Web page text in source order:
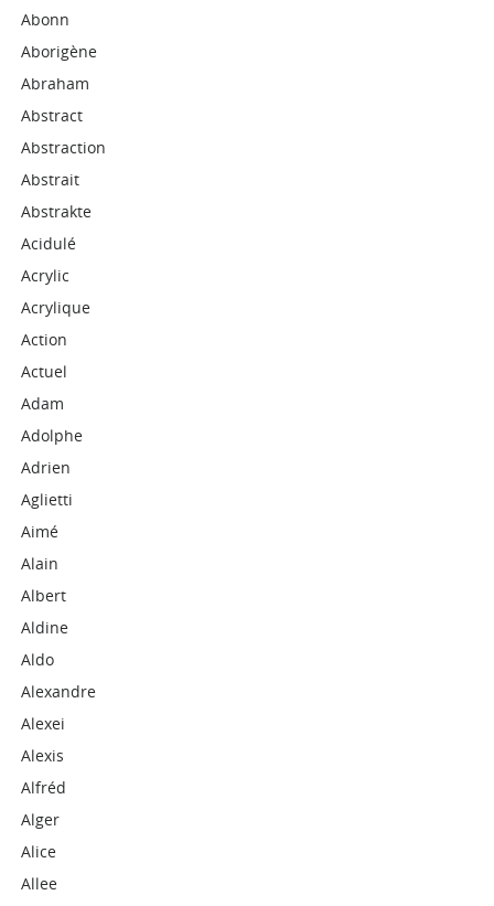
Abonn
Aborigène
Abraham
Abstract
Abstraction
Abstrait
Abstrakte
Acidulé
Acrylic
Acrylique
Action
Actuel
Adam
Adolphe
Adrien
Aglietti
Aimé
Alain
Albert
Aldine
Aldo
Alexandre
Alexei
Alexis
Alfréd
Alger
Alice
Allee